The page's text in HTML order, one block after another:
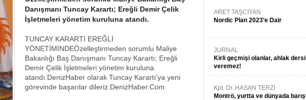
Danışmanı Tuncay Karartı; Ereğli Demir Çelik
İşletmeleri yönetim kuruluna atandı.
TUNCAY KARARTI EREĞLİ
YÖNETİMİNDEÖzelleştirmeden sorumlu Maliye
Bakanlığı Baş Danışmanı Tuncay Karartı; Ereğli
Demir Çelik İşletmeleri yönetim kuruluna
atandı. DenizHaber olarak Tuncay Karartı'ya yeni
görevinde başarılar dileriz. DenizHaber.Com
ARET TAŞCIYAN
Nordic Plan 2023’e Dair
JURNAL
Kirli geçmişi olanlar, ahlak dersi
veremez!
Kpt. Dr. HASAN TERZİ
Montrö, yurtta ve dünyada